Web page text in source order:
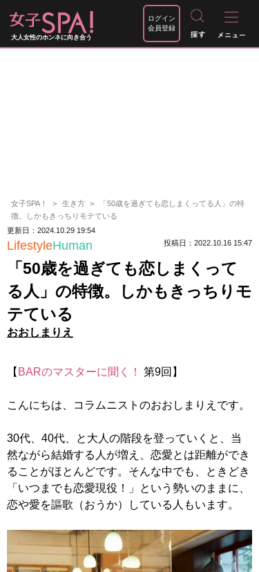
大人女性のホンネに向き合う
ログイン
会員登録
女子SPA！ 生き方
「50歳を過ぎても恋しまくってる人」の特
徴。しかもきっちりモテている
更新日：2024.10.29 19:54
LifestyleHuman 投稿日：2022.10.16 15:47
「50歳を過ぎても恋しまくって
る人」の特徴。しかもきっちりモ
テている
おおしまりえ
【 BARのマスターに聞く！ 第9回】
こんにちは、コラムニストのおおしまりえです。
30代、40代、と大人の階段を登っていくと、当
然ながら結婚する人が増え、恋愛とは距離ができ
ることがほとんどです。そんな中でも、ときどき
「いつまでも恋愛現役！」という勢いのままに、
恋や愛を謳歌（おうか）している人もいます。